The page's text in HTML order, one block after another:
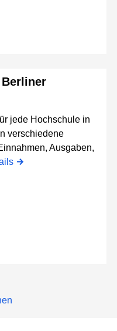
jede Hochschule in
verschiedene
Ausgaben,